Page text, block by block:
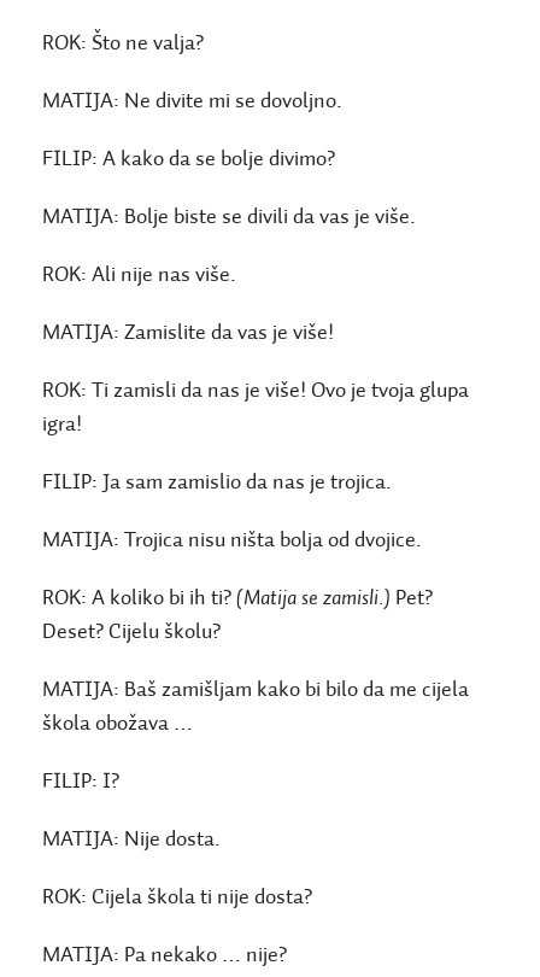
ROK: Što ne valja?
MATIJA: Ne divite mi se dovoljno.
FILIP: A kako da se bolje divimo?
MATIJA: Bolje biste se divili da vas je više.
ROK: Ali nije nas više.
MATIJA: Zamislite da vas je više!
ROK:
Ti zamisli da nas je više! Ovo je tvoja glupa
igra!
FILIP: Ja sam zamislio da nas je trojica.
MATIJA: Trojica nisu ništa bolja od dvojice.
ROK: A koliko bi ih ti?(Matija se zamisli.) Pet?
Deset? Cijelu školu?
MATIJA: Baš zamišljam kako bi bilo da me cijela
škola obožava …
FILIP: I?
MATIJA: Nije dosta.
ROK: Cijela škola ti nije dosta?
MATIJA: Pa nekako … nije?